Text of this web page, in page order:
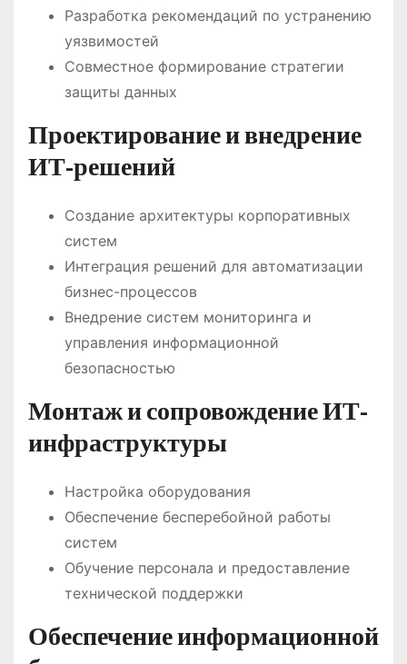
Разработка рекомендаций по устранению
уязвимостей
Совместное формирование стратегии
защиты данных
Проектирование и внедрение
ИТ-решений
Создание архитектуры корпоративных
систем
Интеграция решений для автоматизации
бизнес-процессов
Внедрение систем мониторинга и
управления информационной
безопасностью
Монтаж и сопровождение ИТ-
инфраструктуры
Настройка оборудования
Обеспечение бесперебойной работы
систем
Обучение персонала и предоставление
технической поддержки
Обеспечение информационной